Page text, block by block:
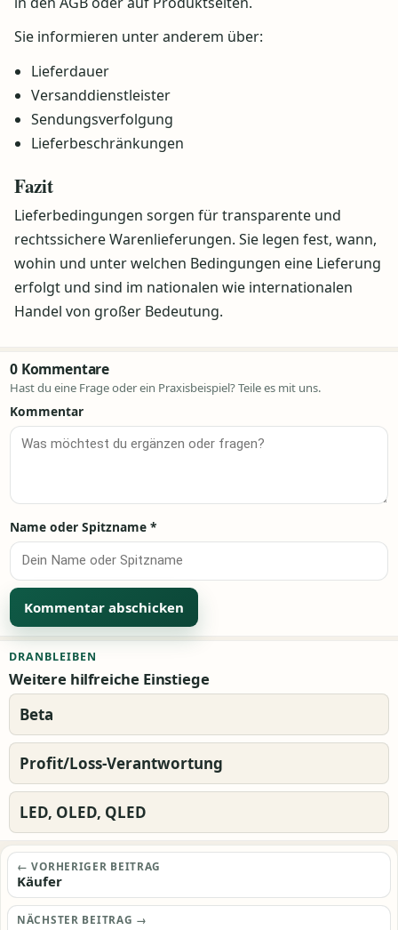
Sie informieren unter anderem über:
Lieferdauer
Versanddienstleister
Sendungsverfolgung
Lieferbeschränkungen
Fazit
Lieferbedingungen sorgen für transparente und
rechtssichere Warenlieferungen. Sie legen fest, wann,
wohin und unter welchen Bedingungen eine Lieferung
erfolgt und sind im nationalen wie internationalen
Handel von großer Bedeutung.
0 Kommentare
Hast du eine Frage oder ein Praxisbeispiel? Teile es mit uns.
Kommentar
Name oder Spitzname *
DRANBLEIBEN
Weitere hilfreiche Einstiege
Beta
Profit/Loss-Verantwortung
LED, OLED, QLED
Beitragsnavigation
← VORHERIGER BEITRAG
Käufer
NÄCHSTER BEITRAG →